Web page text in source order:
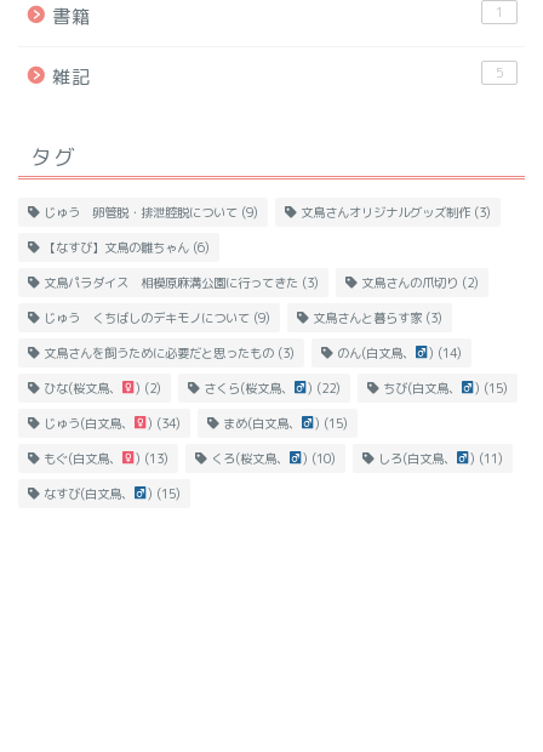
書籍 1
雑記 5
タグ
じゅう 卵管脱・排泄腔脱について (9) 文鳥さんオリジナルグッズ制作 (3)
【なすび】文鳥の雛ちゃん (6)
文鳥パラダイス 相模原麻溝公園に行ってきた (3) 文鳥さんの爪切り (2)
じゅう くちばしのデキモノについて (9) 文鳥さんと暮らす家 (3)
文鳥さんを飼うために必要だと思ったもの (3) のん(白文鳥、 ) (14)
ひな(桜文鳥、 ) (2) さくら(桜文鳥、 ) (22) ちび(白文鳥、 ) (15)
じゅう(白文鳥、 ) (34) まめ(白文鳥、 ) (15)
もぐ(白文鳥、 ) (13) くろ(桜文鳥、 ) (10) しろ(白文鳥、 ) (11)
なすび(白文鳥、 ) (15)